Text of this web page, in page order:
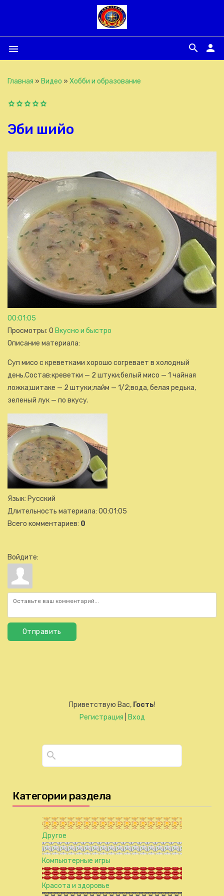
menu person
search
Главная » Видео » Хобби и образование
Эби шийо
00:01:05
Просмотры: 0 Вкусно и быстро
Описание материала:
Суп мисо с креветками хорошо согревает в холодный
день.Состав:креветки — 2 штуки;белый мисо — 1 чайная
ложка;шитаке — 2 штуки;лайм — 1/2;вода, белая редька,
зеленый лук — по вкусу.
Язык: Русский
Длительность материала: 00:01:05
Всего комментариев: 0
Войдите:
Отправить
Приветствую Вас, Гость!
Регистрация
Вход
Категории раздела
Другое
Компьютерные игры
Красота и здоровье